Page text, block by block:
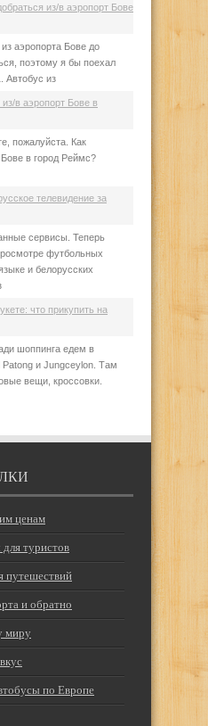
из/в аэропорт Бове
аэропорта Бове до
поэтому я бы поехал
Автобус из
из/в аэропорт Бове в
пожалуйста. Как
в город Реймс?
телевидение за
сервисы. Теперь
футбольных
и белорусских
что прикупить на
шоппинга едем в
и Jungceylon. Там
вещи, кроссовки.
ценам
туристов
путешествий
и обратно
миру
по Европе